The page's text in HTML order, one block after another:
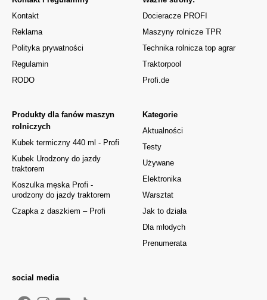
Kontakt
Reklama
Polityka prywatności
Regulamin
RODO
Kategorie
Aktualności
Testy
Używane
Elektronika
Warsztat
Jak to działa
Dla młodych
Prenumerata
Produkty dla fanów maszyn
rolniczych
Kubek termiczny 440 ml - Profi
Kubek Urodzony do jazdy
traktorem
Koszulka męska Profi -
urodzony do jazdy traktorem
Czapka z daszkiem – Profi
Docieracze PROFI
Maszyny rolnicze TPR
Technika rolnicza top agrar
Traktorpool
Profi.de
social media